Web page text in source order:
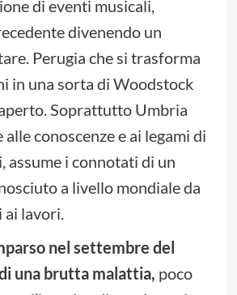
di eventi musicali,
divenendo un
Perugia che si trasforma
in una sorta di Woodstock
Soprattutto Umbria
alle conoscenze e ai legami di
i connotati di un
a livello mondiale da
ai lavori.
nel settembre del
una brutta malattia, poco